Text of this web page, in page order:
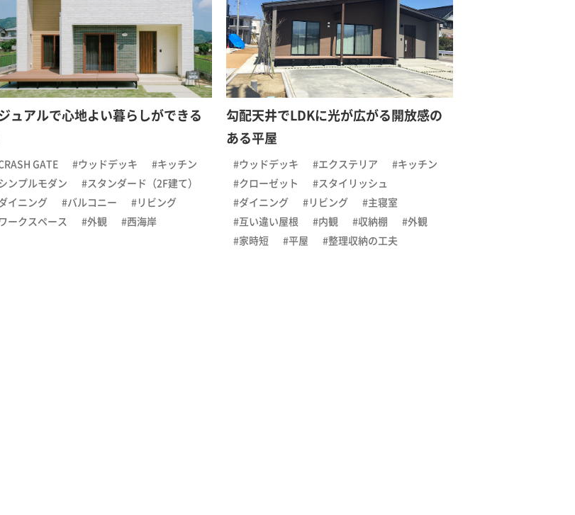
ュアルで心地よい暮らしができる
GATE #ウッドデッキ
#キッチン
ンプルモダン
#スタンダード（2F建て）
イニング
#バルコニー
#リビング
ークスペース
#外観 #西海岸
勾配天井でLDKに光が広がる開放感の
ある平屋
#ウッドデッキ #エクステリア
#キッチン
#クローゼット
#スタイリッシュ
#ダイニング
#リビング
#主寝室
#互い違い屋根
#内観 #収納棚
#外観
#家時短
#平屋 #整理収納の工夫